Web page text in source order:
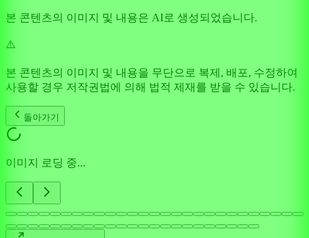
본 콘텐츠의 이미지 및 내용은 AI로 생성되었습니다.
⚠️
본 콘텐츠의 이미지 및 내용을 무단으로 복제, 배포, 수정하여
사용할 경우 저작권법에 의해 법적 제재를 받을 수 있습니다.
돌아가기
이미지 로딩 중...